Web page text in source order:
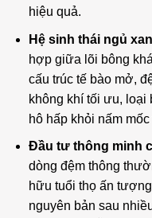
hiệu quả.
Hệ sinh thái ngủ
hợp giữa lõi bông
cấu trúc tế bào mở,
không khí tối ưu, loại
hô hấp khỏi nấm
Đầu tư thông minh
dòng đệm thông
hữu tuổi thọ ấn
nguyên bản sau